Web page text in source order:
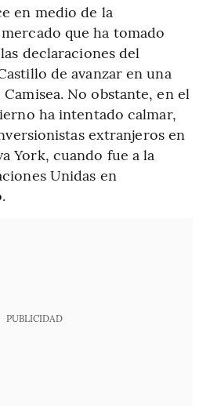
en medio de la
que ha tomado
declaraciones del
de avanzar en una
No obstante, en el
ha intentado calmar,
extranjeros en
York, cuando fue a la
Unidas en
PUBLICIDAD